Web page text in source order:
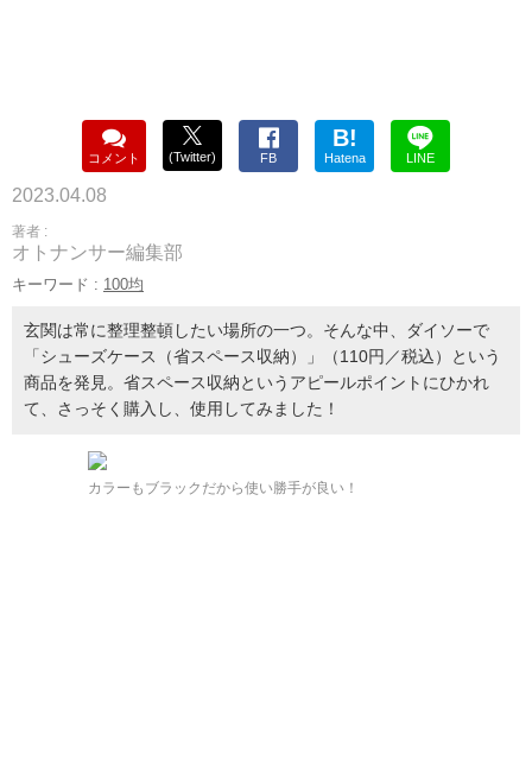
コメント (Twitter) FB
B!
Hatena LINE
2023.04.08
著者 :
オトナンサー編集部
キーワード : 100均
玄関は常に整理整頓したい場所の一つ。そんな中、ダイソーで
「シューズケース（省スペース収納）」（110円／税込）という
商品を発見。省スペース収納というアピールポイントにひかれ
て、さっそく購入し、使用してみました！
カラーもブラックだから使い勝手が良い！